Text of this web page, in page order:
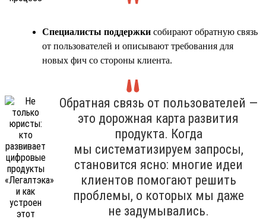
Специалисты поддержки собирают обратную связь
от пользователей и описывают требования для
новых фич со стороны клиента.
Обратная связь от пользователей —
это дорожная карта развития
продукта. Когда
мы систематизируем запросы,
становится ясно: многие идеи
клиентов помогают решить
проблемы, о которых мы даже
не задумывались.